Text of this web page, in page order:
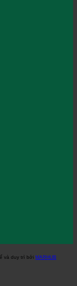
và duy trì bởi MARHUB